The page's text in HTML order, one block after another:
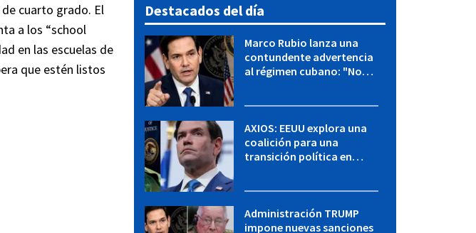
cuarto grado. El
a los “school
en las escuelas de
que estén listos
Destacados del día
Marco Rubio lanza una
contundente advertencia
al régimen cubano: "No
AXIOS: EEUU explora una
coalición para una
transición política en
Administración TRUMP
impone nuevas sanciones